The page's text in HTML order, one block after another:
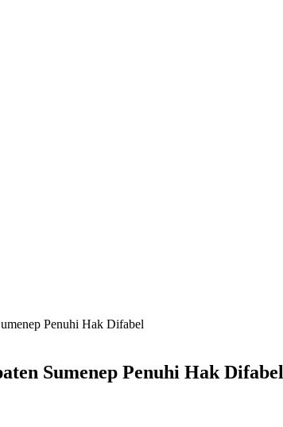
Penuhi Hak Difabel
Sumenep Penuhi Hak Difabel